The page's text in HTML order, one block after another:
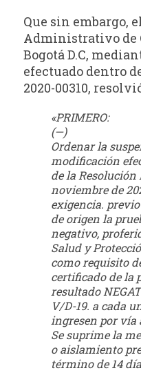
Que sin embargo,
Administrativo de
Bogotá D.C,
efectuado dentro
2020-00310,
«PRIMERO:
(—)
Ordenar la
modificación
de la Resolución
noviembre de
exigencia.
de origen la
negativo,
Salud y
como requisito
certificado de la
resultado
V/D-19. a cada
ingresen por vía
Se suprime la
o aislamiento
término de 14